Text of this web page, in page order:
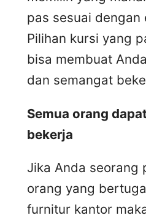
pas sesuai dengan
Pilihan kursi yang
bisa membuat
dan semangat
Semua orang
bekerja
Jika Anda seorang
orang yang
furnitur kantor